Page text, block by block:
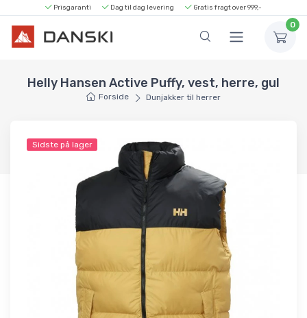
Prisgaranti Dag til dag levering Gratis fragt over 999,-
0
Helly Hansen Active Puffy, vest, herre, gul
Forside Dunjakker til herrer
Sidste på lager